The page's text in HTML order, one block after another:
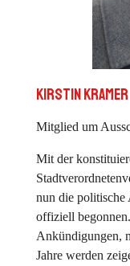
Kirstin Kramer
Mitglied um
Mit der
nun die politische
offiziell
Ankündigungen,
Jahre werden